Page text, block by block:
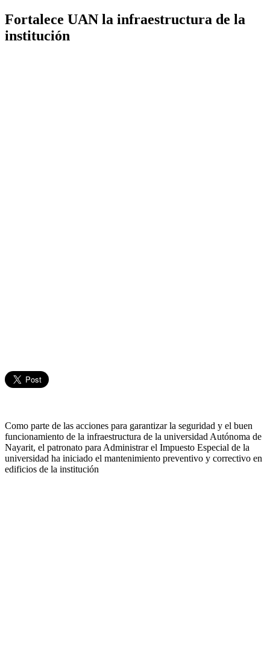
Fortalece UAN la infraestructura de la
institución
Como parte de las acciones para garantizar la seguridad y el buen
funcionamiento de la infraestructura de la universidad Autónoma de
Nayarit, el patronato para Administrar el Impuesto Especial de la
universidad ha iniciado el mantenimiento preventivo y correctivo en
edificios de la institución